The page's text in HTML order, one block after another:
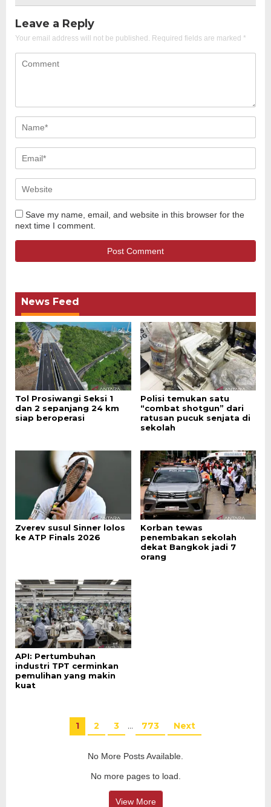
Leave a Reply
Your email address will not be published. Required fields are marked *
Save my name, email, and website in this browser for the
next time I comment.
News Feed
Tol Prosiwangi Seksi 1
dan 2 sepanjang 24 km
siap beroperasi
Polisi temukan satu
“combat shotgun” dari
ratusan pucuk senjata di
sekolah
Zverev susul Sinner lolos
ke ATP Finals 2026
Korban tewas
penembakan sekolah
dekat Bangkok jadi 7
orang
API: Pertumbuhan
industri TPT cerminkan
pemulihan yang makin
kuat
1 2 3 … 773 Next
No More Posts Available.
No more pages to load.
View More